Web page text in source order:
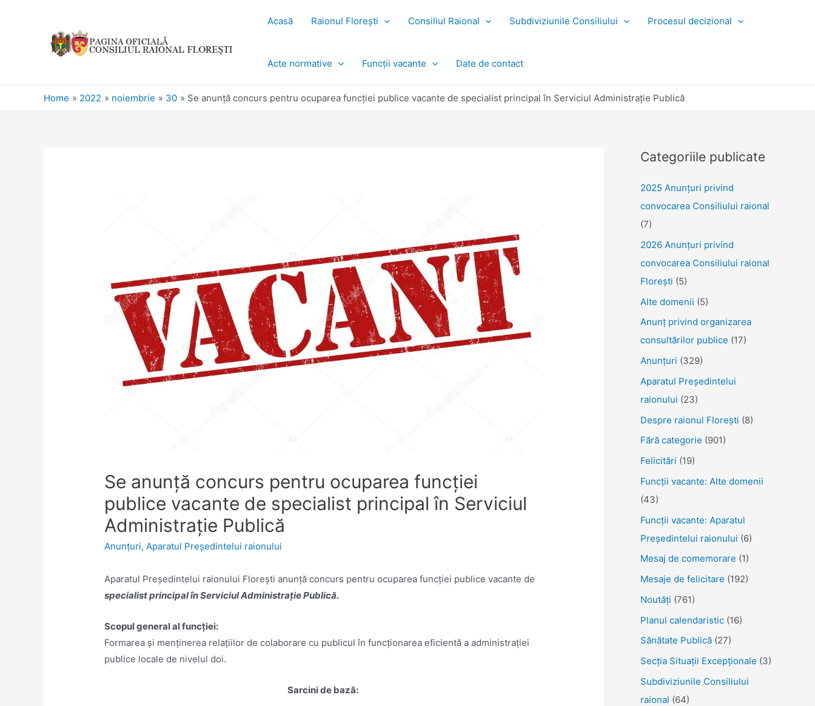
Acasă Raionul Florești Consiliul Raional Subdiviziunile Consiliului Procesul decizional
Acte normative Funcții vacante Date de contact
Home 2022 noiembrie 30 Se anunță concurs pentru ocuparea funcţiei publice vacante de specialist principal în Serviciul Administraţie Publică
Se anunță concurs pentru ocuparea funcţiei
publice vacante de specialist principal în Serviciul
Administraţie Publică
Anunţuri,Aparatul Preşedintelui raionului
Aparatul Preşedintelui raionului Floreşti anunţă concurs pentru ocuparea funcţiei publice vacante de
specialist principal în Serviciul Administraţie Publică.
Scopul general al funcției:
Formarea și menținerea relațiilor de colaborare cu publicul în funcționarea eficientă a administrației
publice locale de nivelul doi.
Sarcini de bază:
Categoriile publicate
2025 Anunţuri privind
convocarea Consiliului raional
(7)
2026 Anunțuri privind
convocarea Consiliului raional
Florești (5)
Alte domenii (5)
Anunţ privind organizarea
consultărilor publice (17)
Anunţuri (329)
Aparatul Preşedintelui
raionului (23)
Despre raionul Floreşti (8)
Fără categorie (901)
Felicitări (19)
Funcţii vacante: Alte domenii
(43)
Funcții vacante: Aparatul
Președintelui raionului (6)
Mesaj de comemorare (1)
Mesaje de felicitare (192)
Noutăţi (761)
Planul calendaristic (16)
Sănătate Publică (27)
Secția Situații Excepționale (3)
Subdiviziunile Consiliului
raional (64)